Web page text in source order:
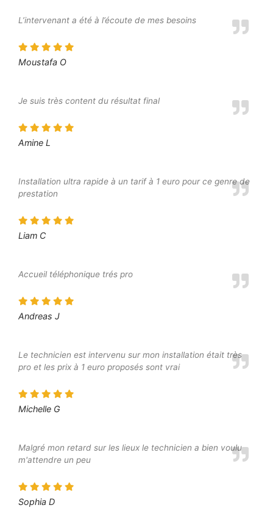
L’intervenant a été à l’écoute de mes besoins
Moustafa O
Je suis très content du résultat final
Amine L
Installation ultra rapide à un tarif à 1 euro pour ce genre de
prestation
Liam C
Accueil téléphonique trés pro
Andreas J
Le technicien est intervenu sur mon installation était très
pro et les prix à 1 euro proposés sont vrai
Michelle G
Malgré mon retard sur les lieux le technicien a bien voulu
m'attendre un peu
Sophia D